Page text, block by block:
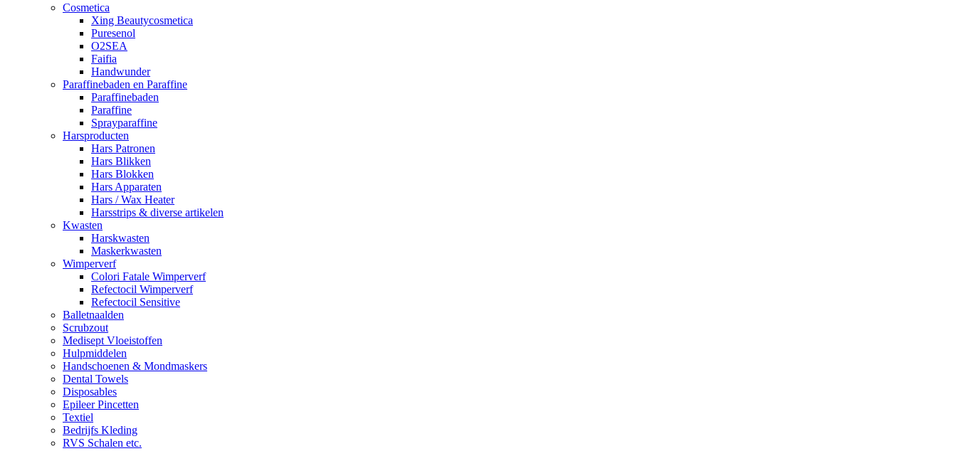
Cosmetica
Xing Beautycosmetica
Puresenol
O2SEA
Faifia
Handwunder
Paraffinebaden en Paraffine
Paraffinebaden
Paraffine
Sprayparaffine
Harsproducten
Hars Patronen
Hars Blikken
Hars Blokken
Hars Apparaten
Hars / Wax Heater
Harsstrips & diverse artikelen
Kwasten
Harskwasten
Maskerkwasten
Wimperverf
Colori Fatale Wimperverf
Refectocil Wimperverf
Refectocil Sensitive
Balletnaalden
Scrubzout
Medisept Vloeistoffen
Hulpmiddelen
Handschoenen & Mondmaskers
Dental Towels
Disposables
Epileer Pincetten
Textiel
Bedrijfs Kleding
RVS Schalen etc.